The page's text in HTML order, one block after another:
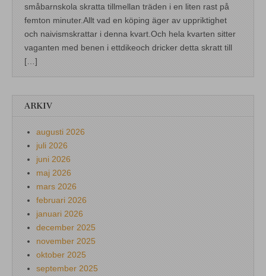
småbarnskola skratta tillmellan träden i en liten rast på
femton minuter.Allt vad en köping äger av uppriktighet
och naivismskrattar i denna kvart.Och hela kvarten sitter
vaganten med benen i ettdikeoch dricker detta skratt till
[…]
ARKIV
augusti 2026
juli 2026
juni 2026
maj 2026
mars 2026
februari 2026
januari 2026
december 2025
november 2025
oktober 2025
september 2025